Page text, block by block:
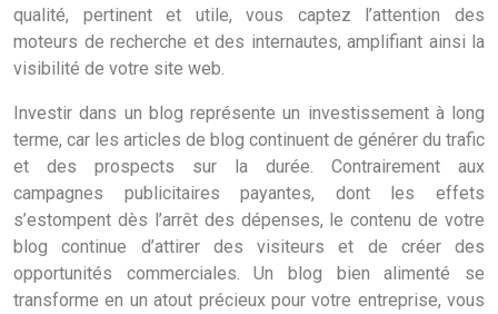
qualité, pertinent et utile, vous captez l’attention des
moteurs de recherche et des internautes, amplifiant ainsi la
visibilité de votre site web.
Investir dans un blog représente un investissement à long
terme, car les articles de blog continuent de générer du trafic
et des prospects sur la durée. Contrairement aux
campagnes publicitaires payantes, dont les effets
s’estompent dès l’arrêt des dépenses, le contenu de votre
blog continue d’attirer des visiteurs et de créer des
opportunités commerciales. Un blog bien alimenté se
transforme en un atout précieux pour votre entreprise, vous